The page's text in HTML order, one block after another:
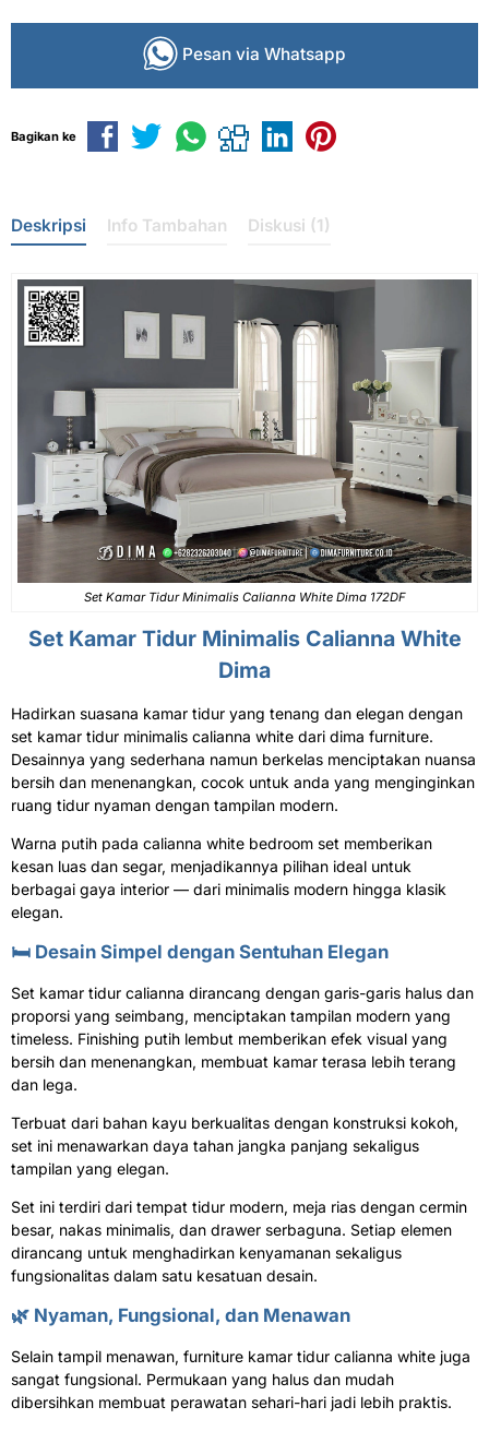
Pesan via Whatsapp
Bagikan ke
Deskripsi Info Tambahan Diskusi (1)
Set Kamar Tidur Minimalis Calianna White Dima 172DF
Set Kamar Tidur MinimalisCalianna White
Dima
Hadirkan suasana kamar tidur yang tenang dan elegan dengan
set kamar tidur minimalis calianna white dari dima furniture.
Desainnya yang sederhana namun berkelas menciptakan nuansa
bersih dan menenangkan, cocok untuk anda yang menginginkan
ruang tidur nyaman dengan tampilan modern.
Warna putih pada calianna white bedroom set memberikan
kesan luas dan segar, menjadikannya pilihan ideal untuk
berbagai gaya interior — dari minimalis modern hingga klasik
elegan.
🛏️ Desain Simpel dengan Sentuhan Elegan
Set kamar tidur calianna dirancang dengan garis-garis halus dan
proporsi yang seimbang, menciptakan tampilan modern yang
timeless. Finishing putih lembut memberikan efek visual yang
bersih dan menenangkan, membuat kamar terasa lebih terang
dan lega.
Terbuat dari bahan kayu berkualitas dengan konstruksi kokoh,
set ini menawarkan daya tahan jangka panjang sekaligus
tampilan yang elegan.
Set ini terdiri dari tempat tidur modern, meja rias dengan cermin
besar, nakas minimalis, dan drawer serbaguna. Setiap elemen
dirancang untuk menghadirkan kenyamanan sekaligus
fungsionalitas dalam satu kesatuan desain.
🌿 Nyaman, Fungsional, dan Menawan
Selain tampil menawan, furniture kamar tidur calianna white juga
sangat fungsional. Permukaan yang halus dan mudah
dibersihkan membuat perawatan sehari-hari jadi lebih praktis.